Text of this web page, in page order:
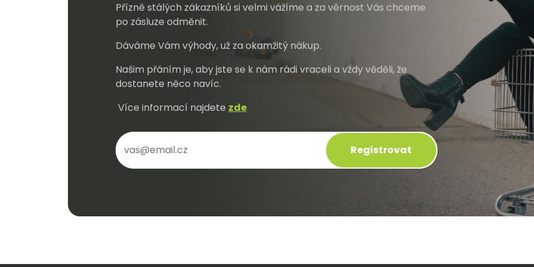
Polyester-bavlnové směsi– odolnější a lépe drží tvar po praní
– pro elegantní firemní a formální příležitosti
Délka rukávu
Dlouhý rukáv – pro celoroční elegantní nošení v kanceláři nebo
Krátký rukáv – pro letní nošení a teplé provozy
Flanelová košile – pro venkovní práci a chladnější podmínky
Střih a velikost
Pánský klasický střih – rovný pro různé typy postavy
Možnost potisku a výšivky
Přízně stálých zákazníků si velmi vážíme a za věrnost Vás chceme
po zásluze odměnit.
Dáváme Vám výhody, už za okamžitý nákup.
Našim přáním je, aby jste se k nám rádi vraceli a vždy věděli, že
dostanete něco navíc.
Více informací najdete zde
Registrovat